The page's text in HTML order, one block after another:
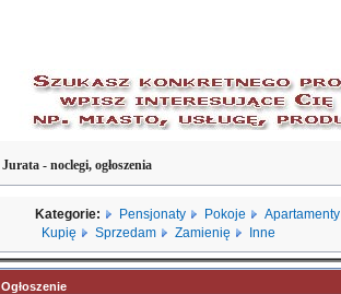
Jurata - noclegi, ogłoszenia
Kategorie: Pensjonaty Pokoje Apartamenty
Kupię
Sprzedam Zamienię Inne
Ogłoszenie